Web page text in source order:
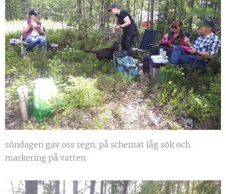
söndagen gav oss regn. på schemat låg sök och
markering på vatten